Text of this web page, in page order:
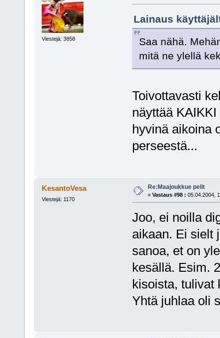
Viestejä: 3858
Lainaus
Saa nähä.
mitä ne ylellä
Toivottavasti
näyttää
hyvinä aikoina
perseestä...
KesantoVesa
Viestejä: 1170
Re:Maajoukkue pelit
« Vastaus #98 : 05.04.2004,
Joo, ei noilla
aikaan. Ei sielt
sanoa, et on
kesällä. Esim.
kisoista, tulivat
Yhtä juhlaa oli